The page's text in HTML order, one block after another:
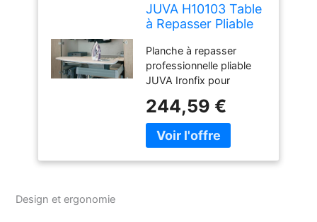
JUVA H10103 Table
à Repasser Pliable
Housse de Table à
Repasser Argenté
Planche à repasser
professionnelle pliable
JUVA Ironfix pour
Pliable et extensible de
l'armoire et du tiroir
Produit de qualité
244,59 €
Design et ergonomie